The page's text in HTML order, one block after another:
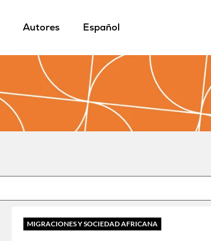
Autores Español
MIGRACIONES Y SOCIEDAD AFRICANA